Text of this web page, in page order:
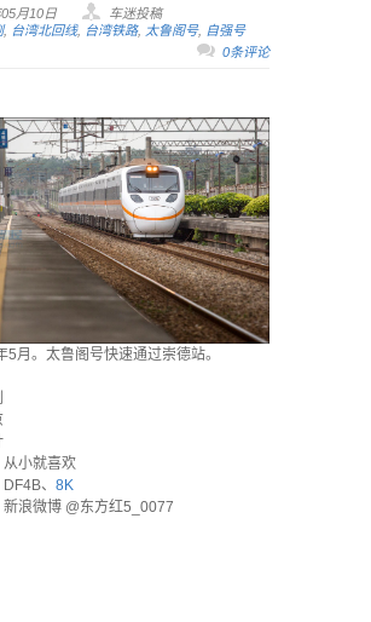
月10日
车迷投稿
, 台湾北回线, 台湾铁路, 太鲁阁号, 自强号
0条评论
5月。太鲁阁号快速通过崇德站。
从小就喜欢
、 8K
浪微博 @东方红5_0077